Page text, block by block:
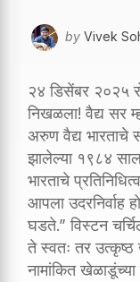
by Vivek
२४ डिसेंबर २०२५
निखळला! वैद्य सर
अरुण वैद्य भारताचे
झालेल्या १९८४
भारताचे
आपला
घडते.” विस्टन
ते स्वतः तर उत्कृष्ठ
नामांकित खेळाडूंच्या